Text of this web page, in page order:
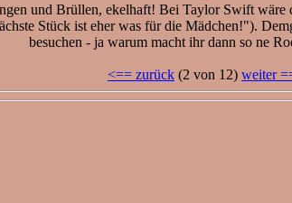
und Brüllen, ekelhaft! Bei Taylor Swift
Stück ist eher was für die Mädchen!").
besuchen - ja warum macht ihr dann so ne
<== zurück (2 von 12) weiter